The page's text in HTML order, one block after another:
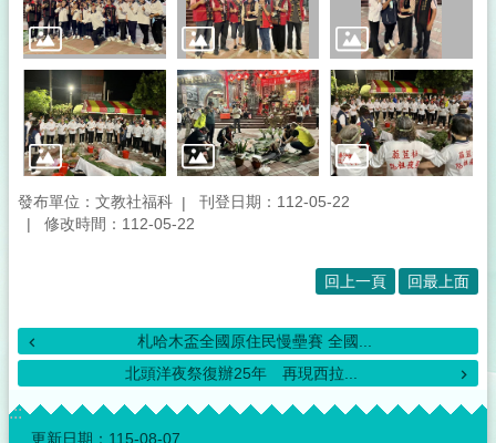
發布單位：文教社福科
刊登日期：112-05-22
修改時間：112-05-22
回上一頁 回最上面
札哈木盃全國原住民慢壘賽 全國...
北頭洋夜祭復辦25年 再現西拉...
:::
更新日期： 115-08-07